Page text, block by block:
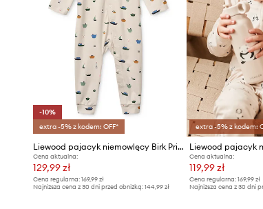
-10%
extra -5% z kodem: OFF*
Liewood pajacyk niemowlęcy Birk Printed Pyjamas Jumpsuit
Cena aktualna:
129,99 zł
Cena regularna: 169,99 zł
Najniższa cena z 30 dni przed obniżką: 144,99 zł
extra -5% z kodem:
Cena aktualna:
119,99 zł
Cena regularna:169,99 zł
Najniższa cena z 30 dni